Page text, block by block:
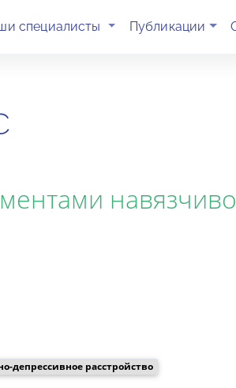
специалисты (current)Публикации
депрессивное расстройство